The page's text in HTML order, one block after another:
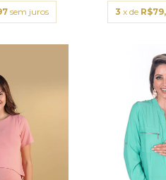
sem juros 3 x de